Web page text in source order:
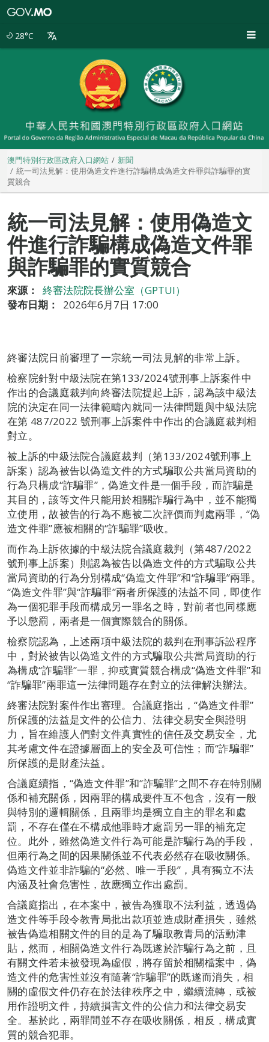
28°C
澳門特別行政區政府入口網站
新聞
統一司法見解：使用偽造文件進行詐騙構成偽造文件罪與詐騙罪的實
質競合
統一司法見解：使用偽造文
件進行詐騙構成偽造文件罪
與詐騙罪的實質競合
來源：
終審法院院長辦公室（GPTUI）
發布日期：
2026年6月7日 17:00
終審法院日前審理了一宗統一司法見解的非常上訴。
檢察院針對中級法院在第133/2024號刑事上訴案件中
作出的合議庭裁判向終審法院提起上訴，認為該中級法
院的決定在同一法律範疇內就同一法律問題與中級法院
在第 487/2022 號刑事上訴案件中作出的合議庭裁判相
對立。
被上訴的中級法院合議庭裁判（第133/2024號刑事上
訴案）認為被告以偽造文件的方式騙取公共當局資助的
行為只構成“詐騙罪”，偽造文件是一個手段，而詐騙是
其目的，該等文件只能用於相關詐騙行為中，並不能獨
立使用，故被告的行為不應被二次評價而判處兩罪，“偽
造文件罪”應被相關的“詐騙罪”吸收。
而作為上訴依據的中級法院合議庭裁判（第487/2022
號刑事上訴案）則認為被告以偽造文件的方式騙取公共
當局資助的行為分別構成“偽造文件罪”和“詐騙罪”兩罪。
“偽造文件罪”與“詐騙罪”兩者所保護的法益不同，即使作
為一個犯罪手段而構成另一罪名之時，對前者也同樣應
予以懲罰，兩者是一個實際競合的關係。
檢察院認為，上述兩項中級法院的裁判在刑事訴訟程序
中，對於被告以偽造文件的方式騙取公共當局資助的行
為構成“詐騙罪”一罪，抑或實質競合構成“偽造文件罪”和
“詐騙罪”兩罪這一法律問題存在對立的法律解決辦法。
終審法院對案件作出審理。合議庭指出，“偽造文件罪”
所保護的法益是文件的公信力、法律交易安全與證明
力，旨在維護人們對文件真實性的信任及交易安全，尤
其考慮文件在證據層面上的安全及可信性；而“詐騙罪”
所保護的是財產法益。
合議庭續指，“偽造文件罪”和“詐騙罪”之間不存在特別關
係和補充關係，因兩罪的構成要件互不包含，沒有一般
與特別的邏輯關係，且兩罪均是獨立自主的罪名和處
罰，不存在僅在不構成他罪時才處罰另一罪的補充定
位。此外，雖然偽造文件行為可能是詐騙行為的手段，
但兩行為之間的因果關係並不代表必然存在吸收關係。
偽造文件並非詐騙的“必然、唯一手段”，具有獨立不法
內涵及社會危害性，故應獨立作出處罰。
合議庭指出，在本案中，被告為獲取不法利益，透過偽
造文件等手段令教青局批出款項並造成財產損失，雖然
被告偽造相關文件的目的是為了騙取教青局的活動津
貼，然而，相關偽造文件行為既遂於詐騙行為之前，且
有關文件若未被發現為虛假，將存留於相關檔案中，偽
造文件的危害性並沒有隨著“詐騙罪”的既遂而消失，相
關的虛假文件仍存在於法律秩序之中，繼續流轉，或被
用作證明文件，持續損害文件的公信力和法律交易安
全。基於此，兩罪間並不存在吸收關係，相反，構成實
質的競合犯罪。